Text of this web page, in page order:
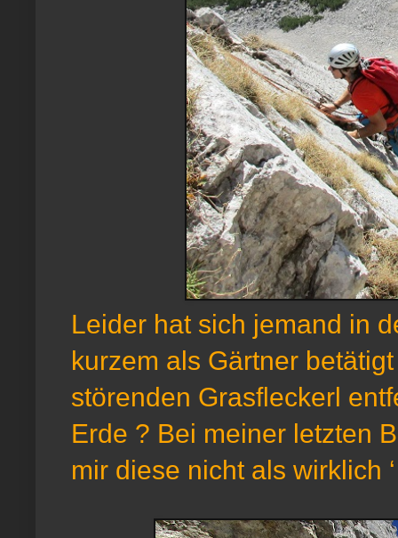
Leider hat sich jemand in
kurzem als Gärtner
störenden Grasfleckerl
Erde ? Bei meiner letzten
mir diese nicht als wirklich